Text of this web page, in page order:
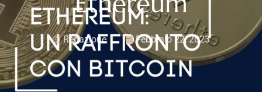
Redazione Febbraio 22, 2023